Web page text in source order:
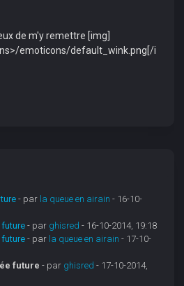
de m'y remettre [img]
emoticons/default_wink.png[/i
- par la queue en airain - 16-10-
future - par ghisred - 16-10-2014, 19:18
future - par la queue en airain - 17-10-
future - par ghisred - 17-10-2014,